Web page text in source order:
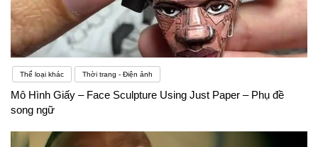
Thể loại khác Thời trang - Điện ảnh
Mô Hình Giấy – Face Sculpture Using Just Paper – Phụ đề
song ngữ